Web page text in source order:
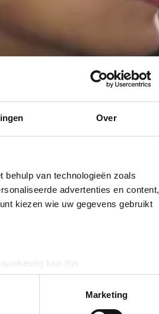
Over
van technologieën zoals
advertenties en content,
kiezen wie uw gegevens gebruikt
kan zijn
(fingerprinting)
in het
detailgedeeltein. U kunt uw
Marketing